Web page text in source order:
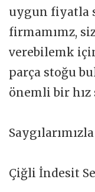
uygun fiyatla
firmamımz,
verebilemk
parça stoğu
önemli bir hız
Saygılarımızla
Çiğli İndesit